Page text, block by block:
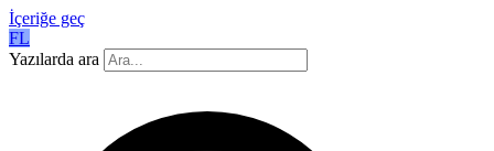
İçeriğe geç
FL
Yazılarda ara